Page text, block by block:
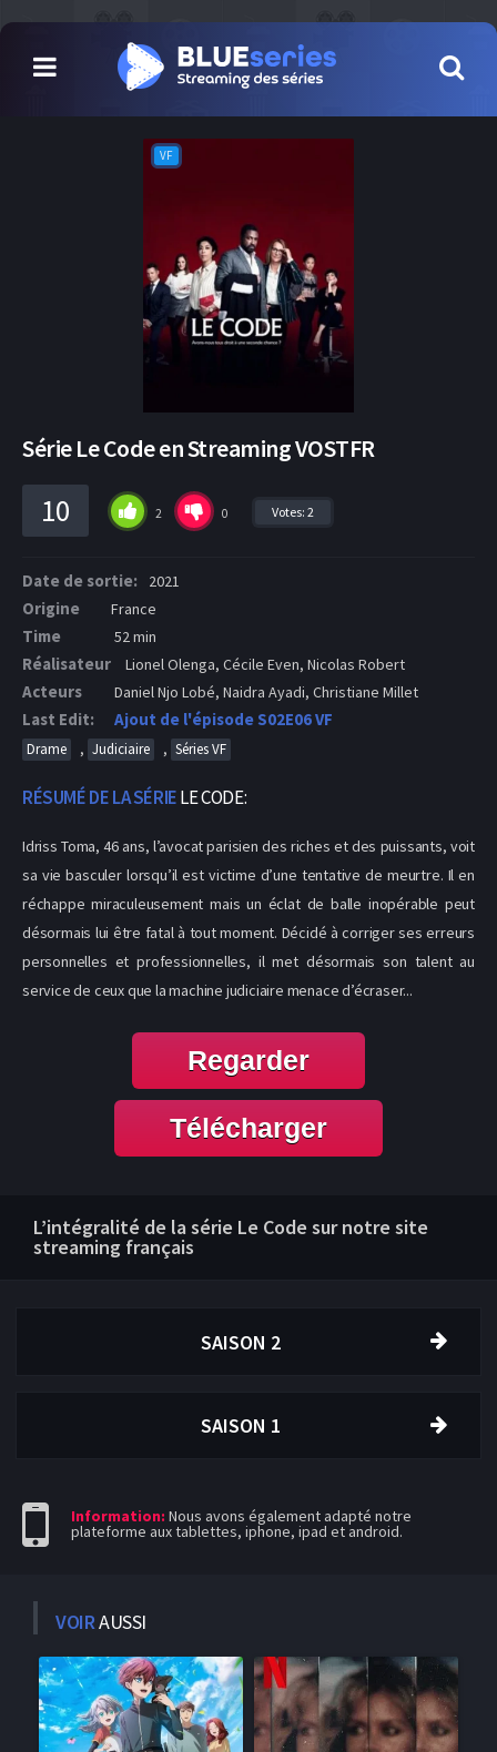
VF
Série Le Code en Streaming VOSTFR
10 2 0 Votes: 2
Date de sortie: 2021
Origine France
Time 52 min
Réalisateur Lionel Olenga, Cécile Even, Nicolas Robert
Acteurs Daniel Njo Lobé, Naidra Ayadi, Christiane Millet
Last Edit: Ajout de l'épisode S02E06 VF
Drame , Judiciaire , Séries VF
RÉSUMÉ DE LA SÉRIELE CODE:
Idriss Toma, 46 ans, l’avocat parisien des riches et des puissants, voit
sa vie basculer lorsqu’il est victime d’une tentative de meurtre. Il en
réchappe miraculeusement mais un éclat de balle inopérable peut
désormais lui être fatal à tout moment. Décidé à corriger ses erreurs
personnelles et professionnelles, il met désormais son talent au
service de ceux que la machine judiciaire menace d’écraser...
Regarder
Télécharger
L’intégralité de la série Le Code sur notre site
streaming français
SAISON 2
SAISON 1
Information: Nous avons également adapté notre
plateforme aux tablettes, iphone, ipad et android.
VOIRAUSSI